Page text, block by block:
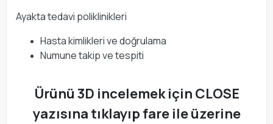
Ayakta tedavi poliklinikleri
Hasta kimlikleri ve doğrulama
Numune takip ve tespiti
Ürünü 3D incelemek için CLOSE
yazısına tıklayıp fare ile üzerine